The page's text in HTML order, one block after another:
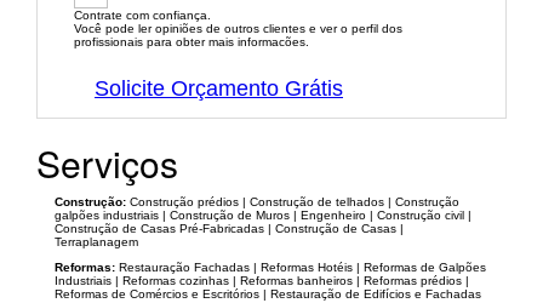
Contrate com confiança.
Você pode ler opiniões de outros clientes e ver o perfil dos
profissionais para obter mais informacões.
Solicite Orçamento Grátis
Serviços
Construção: Construção prédios | Construção de telhados | Construção
galpões industriais | Construção de Muros | Engenheiro | Construção civil |
Construção de Casas Pré-Fabricadas | Construção de Casas |
Terraplanagem
Reformas: Restauração Fachadas | Reformas Hotéis | Reformas de Galpões
Industriais | Reformas cozinhas | Reformas banheiros | Reformas prédios |
Reformas de Comércios e Escritórios | Restauração de Edifícios e Fachadas